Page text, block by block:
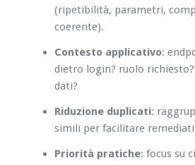
(ripetibilità, parametri,
coerente).
Contesto applicativo:
dietro login? ruolo
dati?
Riduzione duplicati:
simili per facilitare
Priorità pratiche: focus su